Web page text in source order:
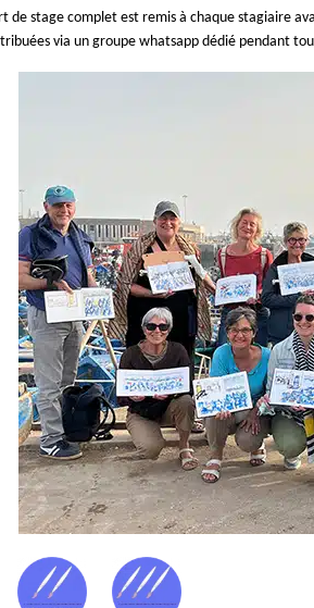
de stage complet est remis à chaque stagiaire
via un groupe whatsapp dédié pendant